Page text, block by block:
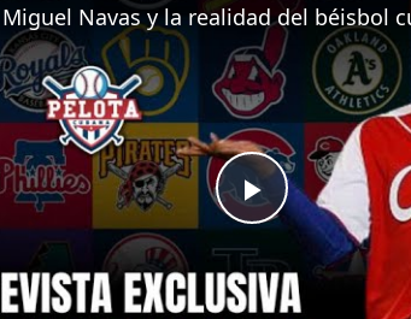
Play
Video
Navas y la realidad del béisbol